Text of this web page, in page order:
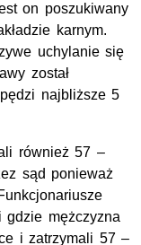
on poszukiwany
karnym.
uchylanie się
został
najbliższe 5
również 57 –
sąd ponieważ
gdzie mężczyzna
i zatrzymali 57 –